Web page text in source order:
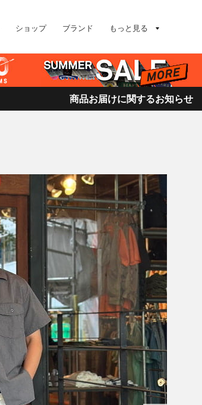
ショップ ブランド もっと見る
商品お届けに関するお知らせ